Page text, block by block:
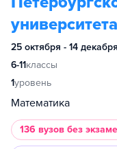
университета
25 октября - 14
6-11классы
1уровень
Математика
136 вузов без